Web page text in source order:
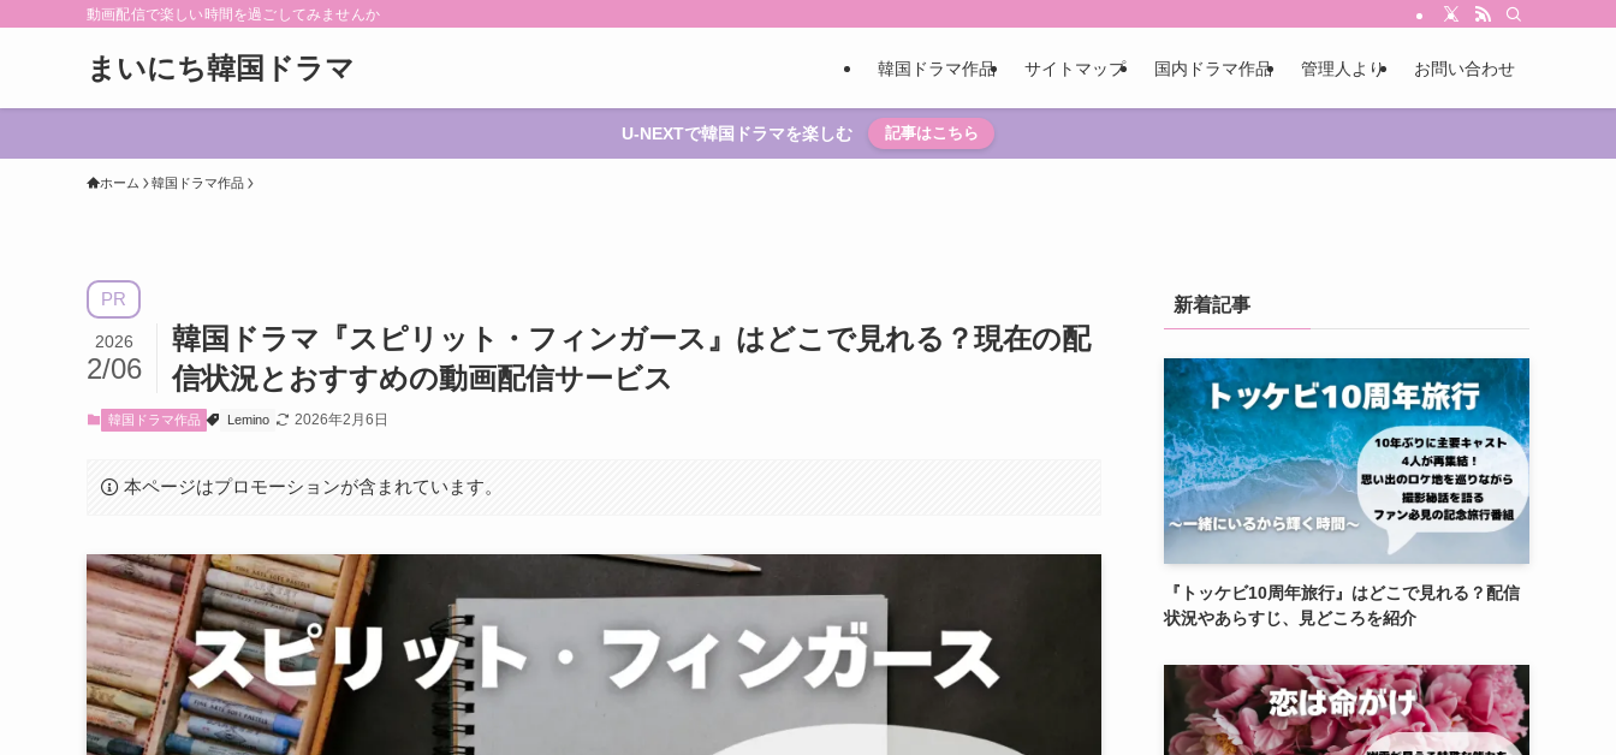
動画配信で楽しい時間を過ごしてみませんか
まいにち韓国ドラマ 韓国ドラマ作品 サイトマップ 国内ドラマ作品 管理人より お問い合わせ
U-NEXTで韓国ドラマを楽しむ 記事はこちら
ホーム 韓国ドラマ作品
PR
韓国ドラマ『スピリット・フィンガース』はどこで見れる？現在の配
信状況とおすすめの動画配信サービス
2026
2/06
韓国ドラマ作品 Lemino 2026年2月6日
本ページはプロモーションが含まれています。
新着記事
『トッケビ10周年旅行』はどこで見れる？配信
状況やあらすじ、見どころを紹介